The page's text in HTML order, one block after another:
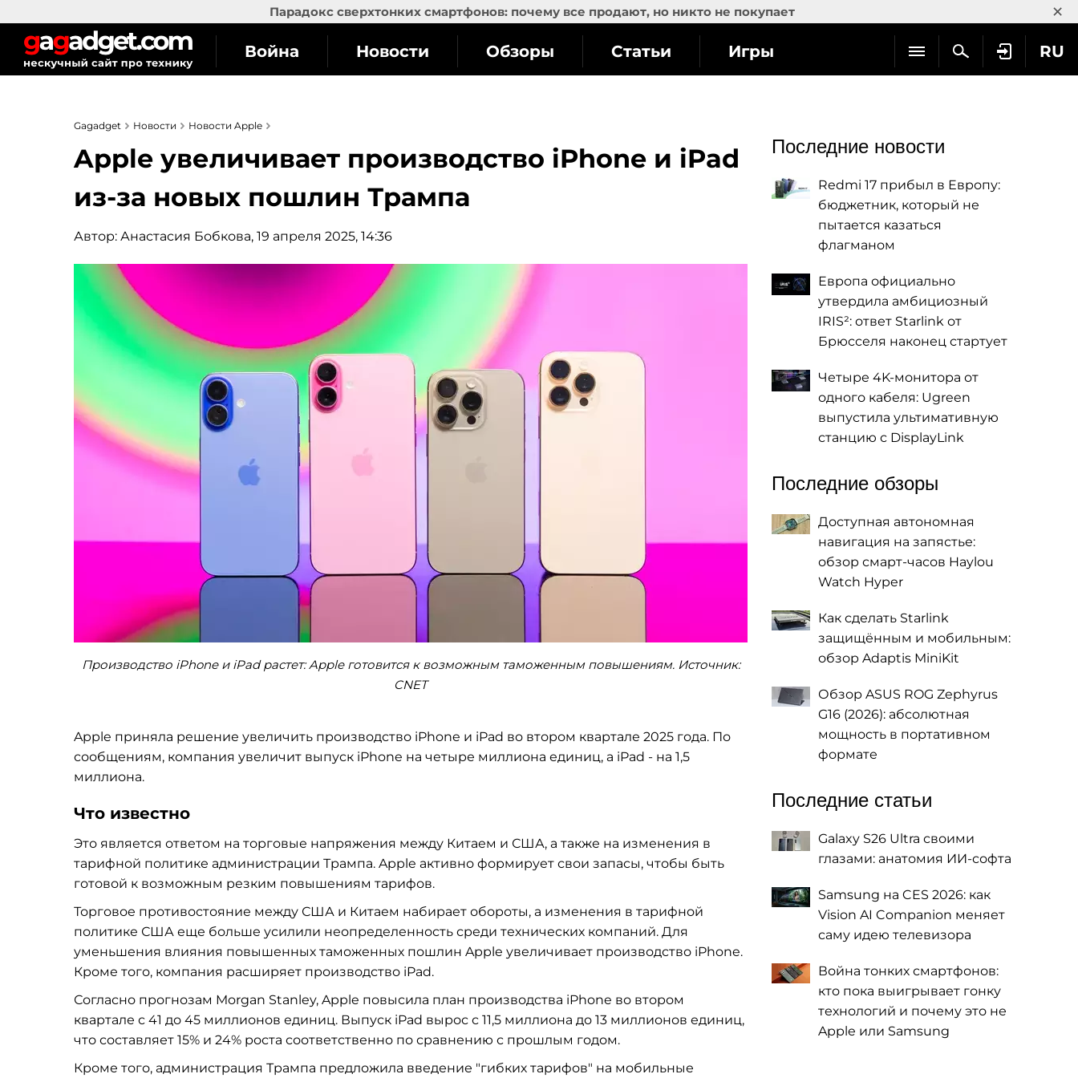
Парадокс сверхтонких смартфонов: почему все продают, но никто не покупает ×
RU
Война Новости Обзоры Статьи Игры
Gagadget Новости Новости Apple
Apple увеличивает производство iPhone и iPad
из-за новых пошлин Трампа
Автор: Анастасия Бобкова, 19 апреля 2025, 14:36
Производство iPhone и iPad растет: Apple готовится к возможным таможенным повышениям. Источник:
CNET
Apple приняла решение увеличить производство iPhone и iPad во втором квартале 2025 года. По
сообщениям, компания увеличит выпуск iPhone на четыре миллиона единиц, а iPad - на 1,5
миллиона.
Что известно
Это является ответом на торговые напряжения между Китаем и США, а также на изменения в
тарифной политике администрации Трампа. Apple активно формирует свои запасы, чтобы быть
готовой к возможным резким повышениям тарифов.
Торговое противостояние между США и Китаем набирает обороты, а изменения в тарифной
политике США еще больше усилили неопределенность среди технических компаний. Для
уменьшения влияния повышенных таможенных пошлин Apple увеличивает производство iPhone.
Кроме того, компания расширяет производство iPad.
Согласно прогнозам Morgan Stanley, Apple повысила план производства iPhone во втором
квартале с 41 до 45 миллионов единиц. Выпуск iPad вырос с 11,5 миллиона до 13 миллионов единиц,
что составляет 15% и 24% роста соответственно по сравнению с прошлым годом.
Кроме того, администрация Трампа предложила введение "гибких тарифов" на мобильные
Последние новости
Redmi 17 прибыл в Европу:
бюджетник, который не
пытается казаться
флагманом
Европа официально
утвердила амбициозный
IRIS²: ответ Starlink от
Брюсселя наконец стартует
Четыре 4K-монитора от
одного кабеля: Ugreen
выпустила ультимативную
станцию с DisplayLink
Последние обзоры
Доступная автономная
навигация на запястье:
обзор смарт-часов Haylou
Watch Hyper
Как сделать Starlink
защищённым и мобильным:
обзор Adaptis MiniKit
Обзор ASUS ROG Zephyrus
G16 (2026): абсолютная
мощность в портативном
формате
Последние статьи
Galaxy S26 Ultra своими
глазами: анатомия ИИ-софта
Samsung на CES 2026: как
Vision AI Companion меняет
саму идею телевизора
Война тонких смартфонов:
кто пока выигрывает гонку
технологий и почему это не
Apple или Samsung